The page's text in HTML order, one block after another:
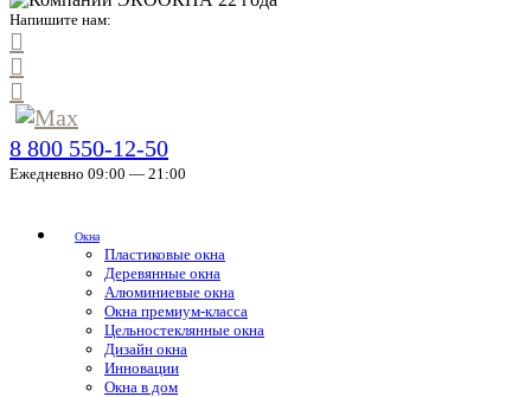
Напишите нам:
8 800 550-12-50
Ежедневно 09:00 — 21:00
Окна
Пластиковые окна
Деревянные окна
Алюминиевые окна
Окна премиум-класса
Цельностеклянные окна
Дизайн окна
Инновации
Окна в дом